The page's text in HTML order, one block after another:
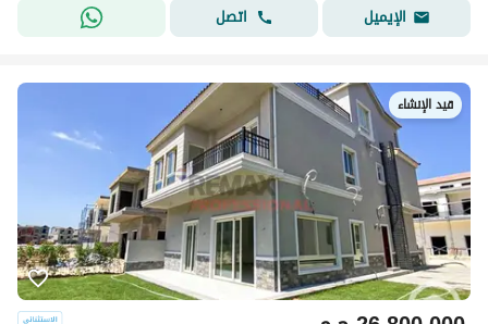
الإيميل
اتصل
قيد الإنشاء